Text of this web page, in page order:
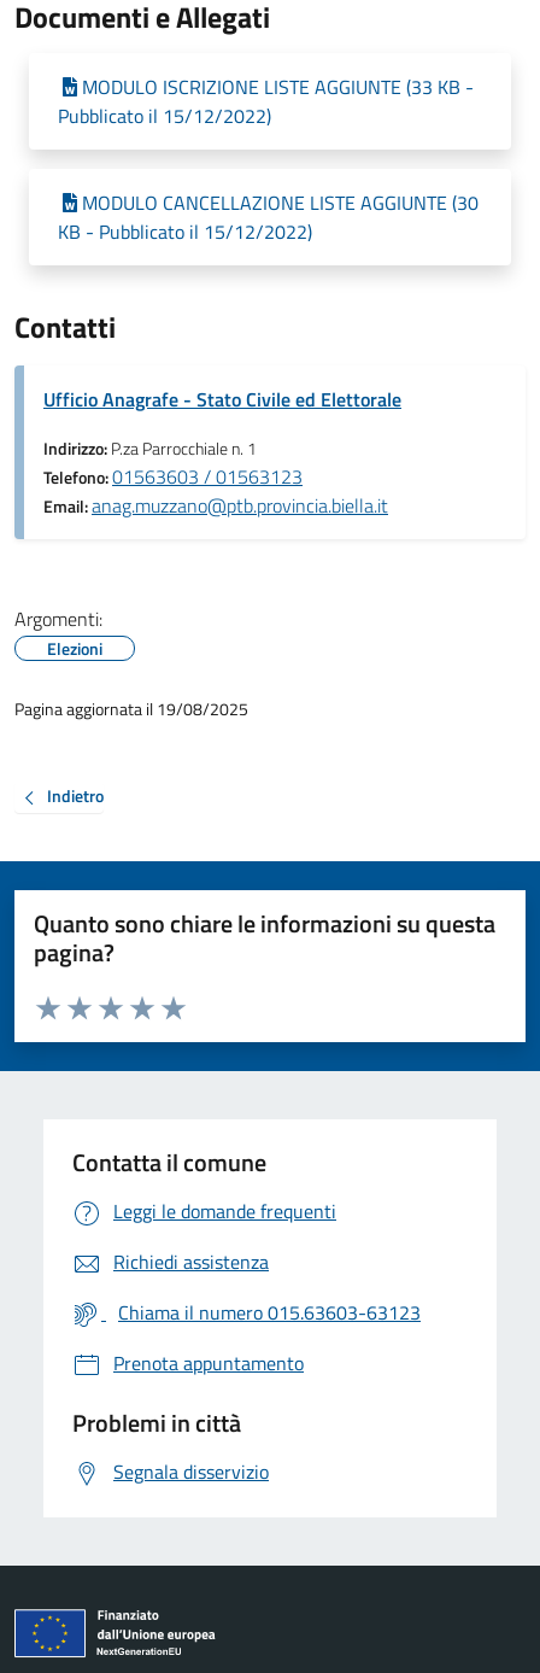
Documenti e Allegati
MODULO ISCRIZIONE LISTE AGGIUNTE (33 KB -
Pubblicato il 15/12/2022)
MODULO CANCELLAZIONE LISTE AGGIUNTE (30
KB - Pubblicato il 15/12/2022)
Contatti
Ufficio Anagrafe - Stato Civile ed Elettorale
Indirizzo:P.za Parrocchiale n. 1
Telefono:01563603 / 01563123
Email:anag.muzzano@ptb.provincia.biella.it
Argomenti:
Elezioni
Pagina aggiornata il 19/08/2025
Indietro
Quanto sono chiare le informazioni su questa
pagina?
Valuta da 1 a 5 stelle la pagina
Valuta 5 stelle su 5
Valuta 4 stelle su 5
Valuta 3 stelle su 5
Valuta 2 stelle su 5
Valuta 1 stelle su 5
Contatta il comune
Leggi le domande frequenti
Richiedi assistenza
Chiama il numero 015.63603-63123
Prenota appuntamento
Problemi in città
Segnala disservizio